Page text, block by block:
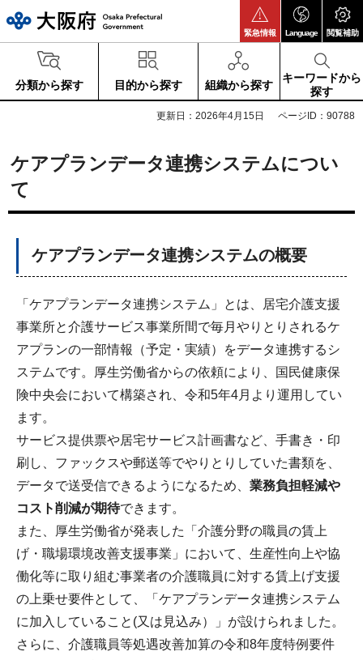
緊急情報 Language 閲覧補助
分類から探す 目的から探す 組織から探す
キーワードから
探す
更新日：2026年4月15日 ページID：90788
ケアプランデータ連携システムについ
て
ケアプランデータ連携システムの概要
「ケアプランデータ連携システム」とは、居宅介護支援
事業所と介護サービス事業所間で毎月やりとりされるケ
アプランの一部情報（予定・実績）をデータ連携するシ
ステムです。厚生労働省からの依頼により、国民健康保
険中央会において構築され、令和5年4月より運用してい
ます。
サービス提供票や居宅サービス計画書など、手書き・印
刷し、ファックスや郵送等でやりとりしていた書類を、
データで送受信できるようになるため、 業務負担軽減や
コスト削減が期待できます。
また、厚生労働省が発表した「介護分野の職員の賃上
げ・職場環境改善支援事業」において、生産性向上や協
働化等に取り組む事業者の介護職員に対する賃上げ支援
の上乗せ要件として、「ケアプランデータ連携システム
に加入していること(又は見込み）」が設けられました。
さらに、介護職員等処遇改善加算の令和8年度特例要件